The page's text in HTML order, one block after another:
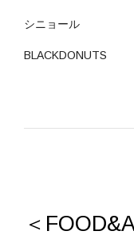
シニョール
BLACKDONUTS
＜